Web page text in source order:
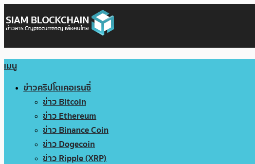
เมนู
ข่าวคริปโตเคอเรนซี่
ข่าว Bitcoin
ข่าว Ethereum
ข่าว Binance Coin
ข่าว Dogecoin
ข่าว Ripple (XRP)